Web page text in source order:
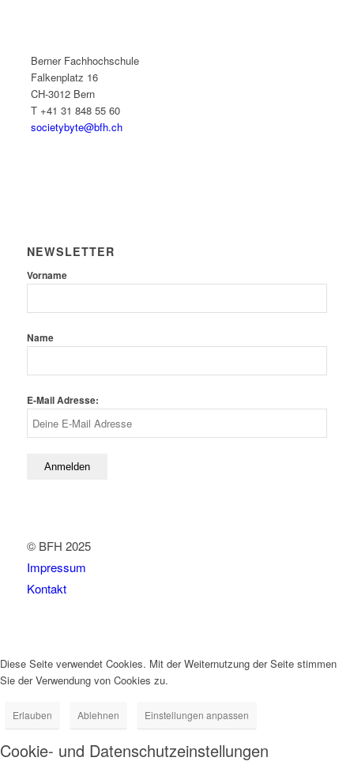
Berner Fachhochschule
Falkenplatz 16
CH-3012 Bern
T +41 31 848 55 60
societybyte@bfh.ch
NEWSLETTER
Vorname
Name
E-Mail Adresse:
© BFH 2025
Impressum
Kontakt
Diese Seite verwendet Cookies. Mit der Weiternutzung der Seite stimmen
Sie der Verwendung von Cookies zu.
Erlauben Ablehnen Einstellungen anpassen
Cookie- und Datenschutzeinstellungen